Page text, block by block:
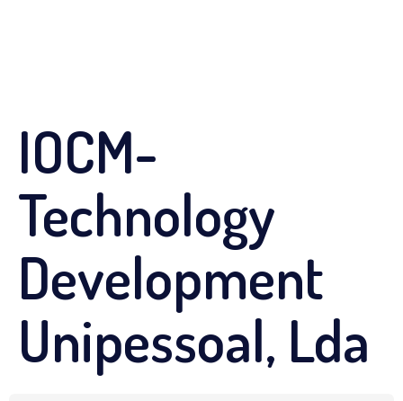
IOCM-
Technology
Development
Unipessoal, Lda